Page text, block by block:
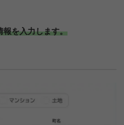
報を入力します。